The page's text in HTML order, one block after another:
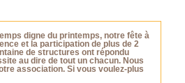
digne du printemps, notre fête à
et la participation de plus de 2
de structures ont répondu
au dire de tout un chacun. Nous
association. Si vous voulez-plus